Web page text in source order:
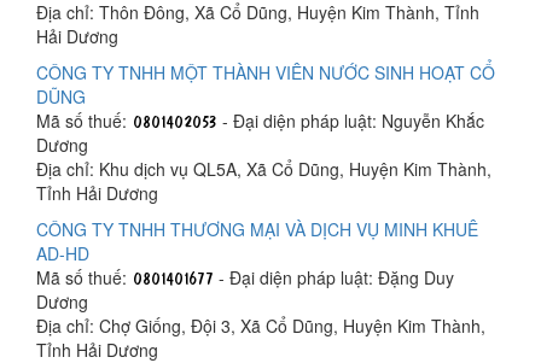
Địa chỉ: Thôn Đông, Xã Cổ Dũng, Huyện Kim Thành, Tỉnh
Hải Dương
CÔNG TY TNHH MỘT THÀNH VIÊN NƯỚC SINH HOẠT CỔ
DŨNG
Mã số thuế:
- Đại diện pháp luật: Nguyễn Khắc
Dương
Địa chỉ: Khu dịch vụ QL5A, Xã Cổ Dũng, Huyện Kim Thành,
Tỉnh Hải Dương
CÔNG TY TNHH THƯƠNG MẠI VÀ DỊCH VỤ MINH KHUÊ
AD-HD
Mã số thuế:
- Đại diện pháp luật: Đặng Duy
Dương
Địa chỉ: Chợ Giống, Đội 3, Xã Cổ Dũng, Huyện Kim Thành,
Tỉnh Hải Dương